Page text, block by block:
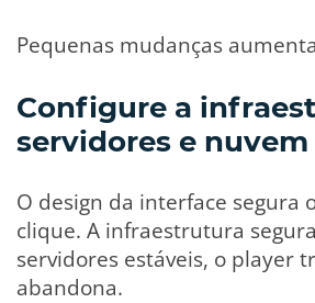
Pequenas mudanças
Configure a
servidores e nuvem
O design da interface segura
clique. A infraestrutura
servidores estáveis, o player
abandona.